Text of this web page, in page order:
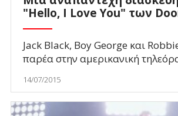
"Hello, I Love You" των
Jack Black, Boy George και
παρέα στην αμερικανική
14/07/2015